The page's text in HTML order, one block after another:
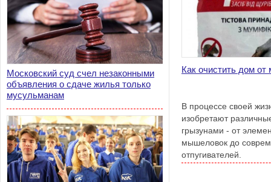
Московский суд счел незаконными
объявления о сдаче жилья только
мусульманам
Как очистить дом
В процессе своей
изобретают
грызунами - от
мышеловок до
отпугивателей.